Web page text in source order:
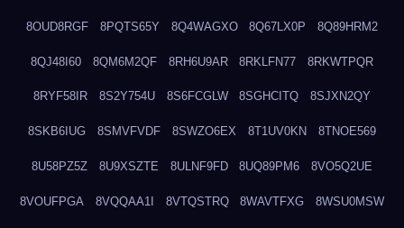
8OUD8RGF 8PQTS65Y 8Q4WAGXO 8Q67LX0P 8Q89HRM2
8QJ48I60 8QM6M2QF 8RH6U9AR 8RKLFN77 8RKWTPQR
8RYF58IR 8S2Y754U 8S6FCGLW 8SGHCITQ 8SJXN2QY
8SKB6IUG 8SMVFVDF 8SWZO6EX 8T1UV0KN 8TNOE569
8U58PZ5Z 8U9XSZTE 8ULNF9FD 8UQ89PM6 8VO5Q2UE
8VOUFPGA 8VQQAA1I 8VTQSTRQ 8WAVTFXG 8WSU0MSW